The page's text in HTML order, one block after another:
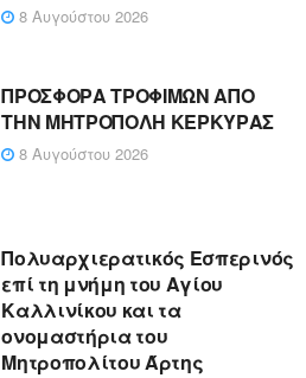
8 Αυγούστου 2026
ΠΡΟΣΦΟΡΑ ΤΡΟΦΙΜΩΝ ΑΠΟ
ΤΗΝ ΜΗΤΡΟΠΟΛΗ ΚΕΡΚΥΡΑΣ
8 Αυγούστου 2026
Πολυαρχιερατικός Εσπερινός
επί τη μνήμη του Αγίου
Καλλινίκου και τα
ονομαστήρια του
Μητροπολίτου Άρτης